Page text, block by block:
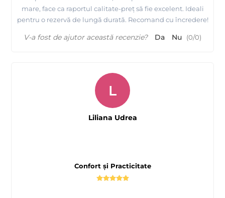
mare, face ca raportul calitate-preț să fie excelent. Ideali
pentru o rezervă de lungă durată. Recomand cu încredere!
V-a fost de ajutor această recenzie? Da Nu (0/0)
Confort și Practicitate
L
Liliana Udrea